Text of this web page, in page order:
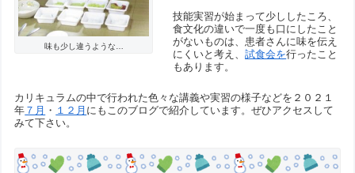
味も少し違うような…
技能実習が始まって少ししたころ、
食文化の違いで一度も口にしたこと
がないものは、患者さんに味を伝え
にくいと考え、試食会を行ったこと
もあります。
カリキュラムの中で行われた色々な講義や実習の様子などを２０２１
年 ７月 ・ １２月 にもこのブログで紹介しています。ぜひアクセスして
みて下さい。